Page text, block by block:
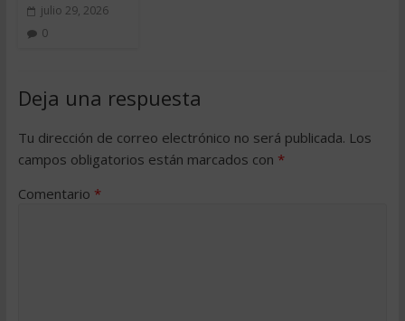
julio 29, 2026
0
Deja una respuesta
Tu dirección de correo electrónico no será publicada. Los
campos obligatorios están marcados con *
Comentario *